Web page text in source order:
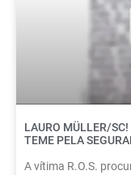
LAURO MÜLLER/SC!
TEME PELA
A vítima R.O.S.